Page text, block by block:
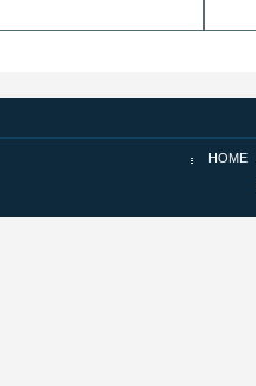
HOME